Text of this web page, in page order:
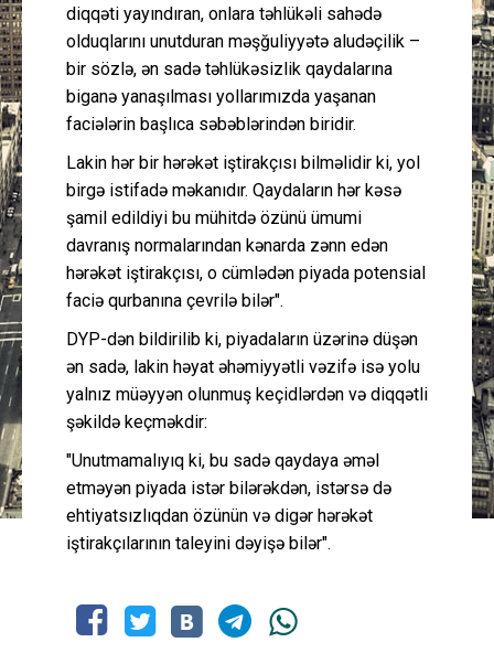
diqqəti yayındıran, onlara təhlükəli sahədə
olduqlarını unutduran məşğuliyyətə aludəçilik –
bir sözlə, ən sadə təhlükəsizlik qaydalarına
biganə yanaşılması yollarımızda yaşanan
faciələrin başlıca səbəblərindən biridir.
Lakin hər bir hərəkət iştirakçısı bilməlidir ki, yol
birgə istifadə məkanıdır. Qaydaların hər kəsə
şamil edildiyi bu mühitdə özünü ümumi
davranış normalarından kənarda zənn edən
hərəkət iştirakçısı, o cümlədən piyada potensial
faciə qurbanına çevrilə bilər".
DYP-dən bildirilib ki, piyadaların üzərinə düşən
ən sadə, lakin həyat əhəmiyyətli vəzifə isə yolu
yalnız müəyyən olunmuş keçidlərdən və diqqətli
şəkildə keçməkdir:
"Unutmamalıyıq ki, bu sadə qaydaya əməl
etməyən piyada istər bilərəkdən, istərsə də
ehtiyatsızlıqdan özünün və digər hərəkət
iştirakçılarının taleyini dəyişə bilər".